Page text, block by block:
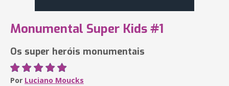
Monumental Super Kids #1
Os super heróis monumentais
Por Luciano Moucks